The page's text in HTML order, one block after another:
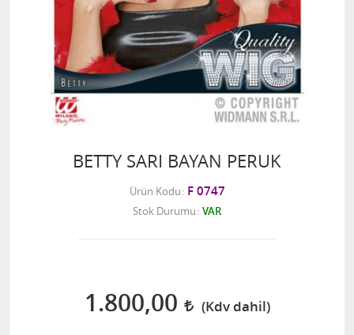
BETTY SARI BAYAN PERUK
Ürün Kodu F 0747
Stok Durumu VAR
1.800,00